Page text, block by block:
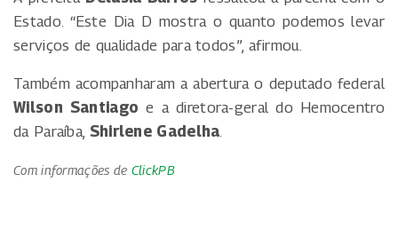
Estado. “Este Dia D mostra o quanto podemos levar
serviços de qualidade para todos”, afirmou.
Também acompanharam a abertura o deputado federal
Wilson Santiago e a diretora-geral do Hemocentro
da Paraíba, Shirlene Gadelha.
Com informações de ClickPB